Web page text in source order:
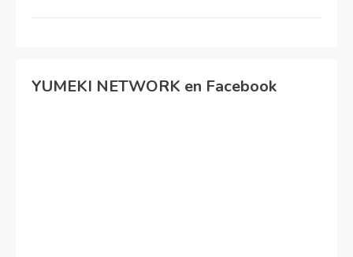
YUMEKI NETWORK en Facebook